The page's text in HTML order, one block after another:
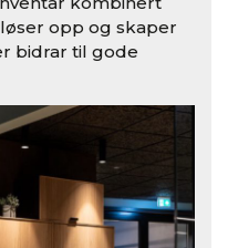
opp og skaper
bidrar til gode